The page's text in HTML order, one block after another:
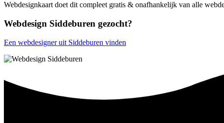
Webdesignkaart doet dit compleet gratis & onafhankelijk van alle
Webdesign Siddeburen gezocht?
Een webdesigner uit Siddeburen vinden